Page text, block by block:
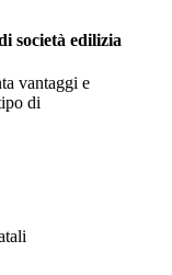
società edilizia
vantaggi e
di